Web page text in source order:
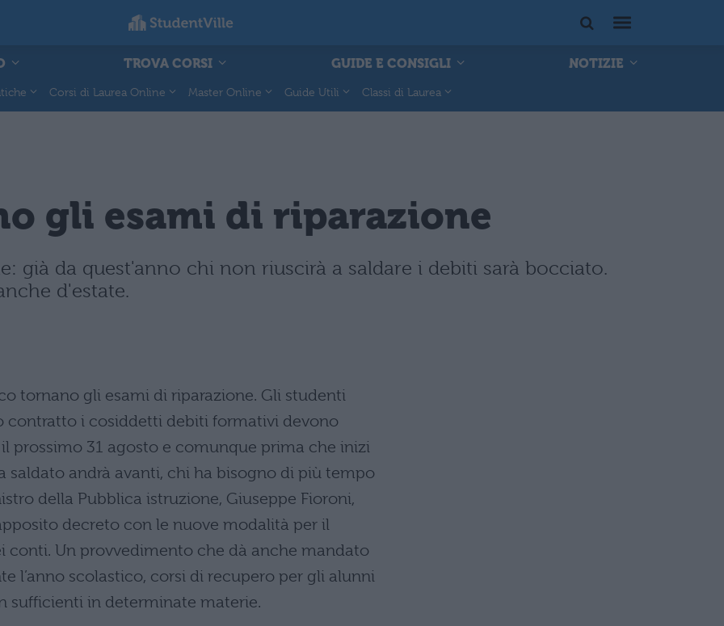
TROVA CORSI GUIDE E CONSIGLI
NOTIZIE
Corsi di Laurea Online Master Online Guide Utili Classi di Laurea
gli esami di riparazione
già da quest'anno chi non riuscirà a saldare i debiti sarà bocciato.
d'estate.
tornano gli esami di riparazione. Gli studenti
contratto i cosiddetti debiti formativi devono
prossimo 31 agosto e comunque prima che inizi
saldato andrà avanti, chi ha bisogno di più tempo
della Pubblica istruzione, Giuseppe Fioroni,
decreto con le nuove modalità per il
conti. Un provvedimento che dà anche mandato
l’anno scolastico, corsi di recupero per gli alunni
sufficienti in determinate materie.